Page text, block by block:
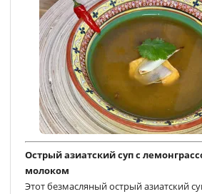
Острый азиатский суп с
молоком
Этот безмасляный острый азиатский